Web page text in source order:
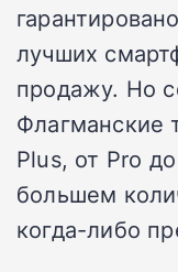
лучших
продажу. Но
Флагманские
Plus, от Pro
большем
когда-либо